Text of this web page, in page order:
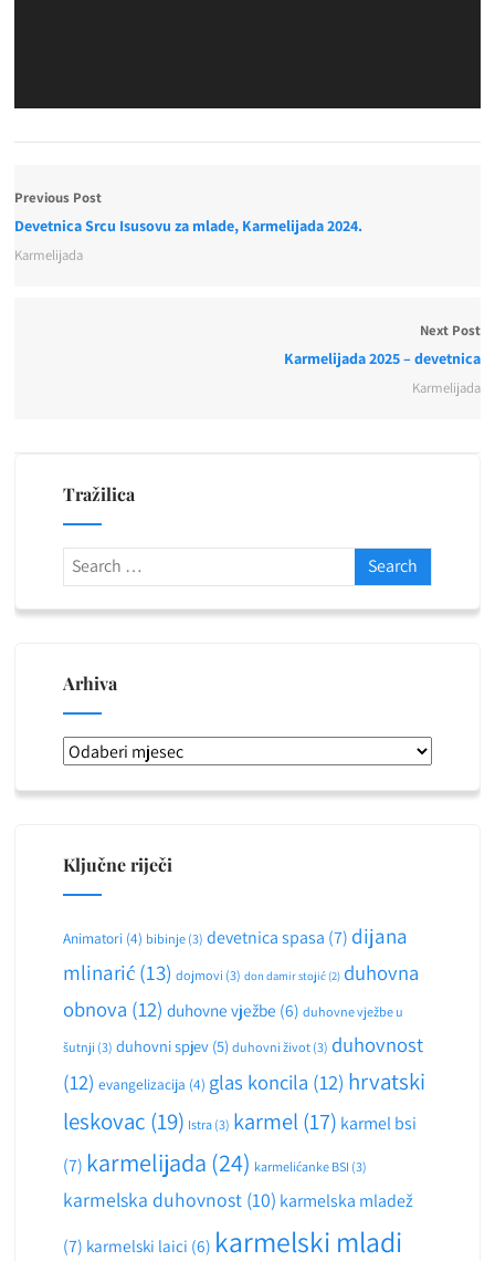
Previous Post
Devetnica Srcu Isusovu za mlade, Karmelijada 2024.
Karmelijada
Next Post
Karmelijada 2025 – devetnica
Karmelijada
Tražilica
Arhiva
Arhiva
Ključne riječi
Animatori(4) bibinje(3) devetnica spasa (7) dijana
mlinarić(13) dojmovi (3) don damir stojić(2) duhovna
obnova (12) duhovne vježbe (6) duhovne vježbe u
šutnji (3) duhovni spjev(5) duhovni život(3) duhovnost
(12) evangelizacija (4) glas koncila (12) hrvatski
leskovac (19) Istra(3) karmel(17) karmel bsi
(7) karmelijada (24) karmelićanke BSI (3)
karmelska duhovnost(10) karmelska mladež
(7) karmelski laici (6) karmelski mladi